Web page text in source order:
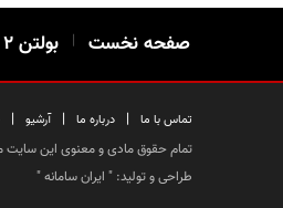
صفحه نخست | بولتن ۲
تماس با ما | درباره ما | آرشیو |
تمام حقوق مادی و معنوی این سایت
طراحی و تولید: " ایران سامانه"